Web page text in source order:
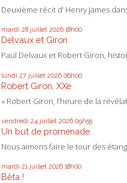
Deuxième récit d’ Henry James
mardi 28 juillet 2026 18h00
Delvaux et Giron
Paul Delvaux et Robert Giron,
lundi 27 juillet 2026 06h00
Robert Giron, XXe
« Robert Giron, l’heure de la
vendredi 24 juillet 2026 09h55
Un but de promenade
Nous aimons faire le tour des
mardi 21 juillet 2026 18h00
Bêta !